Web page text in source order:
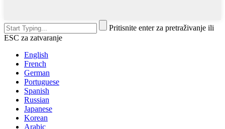
Pritisnite enter za pretraživanje ili
ESC za zatvaranje
English
French
German
Portuguese
Spanish
Russian
Japanese
Korean
Arabic